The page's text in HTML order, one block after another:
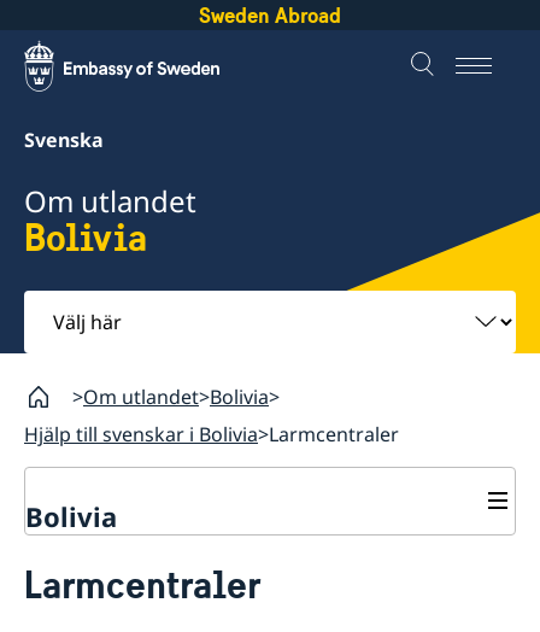
Sweden Abroad
Svenska
Om utlandet
Bolivia
Välj
här
Om utlandet Bolivia
Hjälp till svenskar i Bolivia Larmcentraler
Bolivia
Larmcentraler
Larmcentraler